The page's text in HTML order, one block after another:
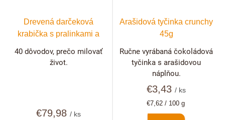
Drevená darčeková
krabička s pralinkami a
možnosť personalizácie
€79,98/ ks
40 dôvodov, prečo milovať
život.
Arašidová tyčinka crunchy
45g
€3,43/ ks
Jednotková
€7,62 / 100 g
Ručne vyrábaná čokoládová
tyčinka s arašidovou
náplňou.